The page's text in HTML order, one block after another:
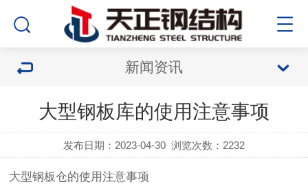
新闻资讯
大型钢板库的使用注意事项
发布日期：2023-04-30 浏览次数：2232
大型钢板仓的使用注意事项